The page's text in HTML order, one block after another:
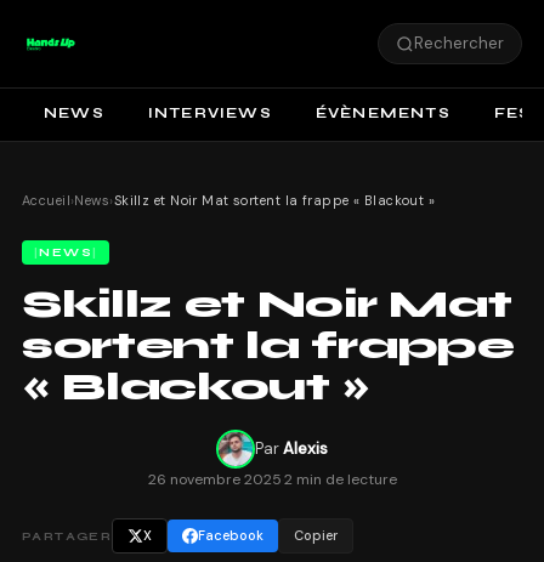
Rechercher
NEWS INTERVIEWS ÉVÈNEMENTS
Accueil›News›Skillz et Noir Mat sortent la frappe « Blackout »
NEWS
Skillz et Noir Mat
sortent la frappe
« Blackout »
ParAlexis
26 novembre 20252 min de lecture
PARTAGER X Facebook Copier